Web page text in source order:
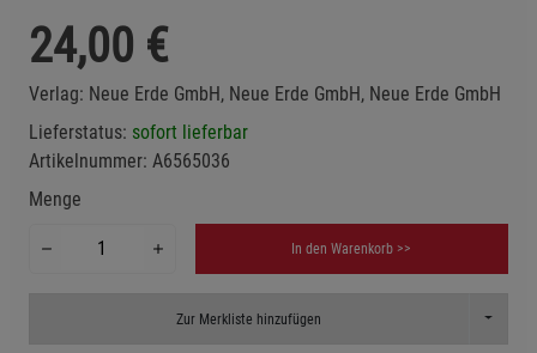
24,00 €
Verlag: Neue Erde GmbH, Neue Erde GmbH, Neue Erde GmbH
Lieferstatus: sofort lieferbar
Artikelnummer: A6565036
Menge
In den Warenkorb >>
Zur Merkliste hinzufügen Toggle